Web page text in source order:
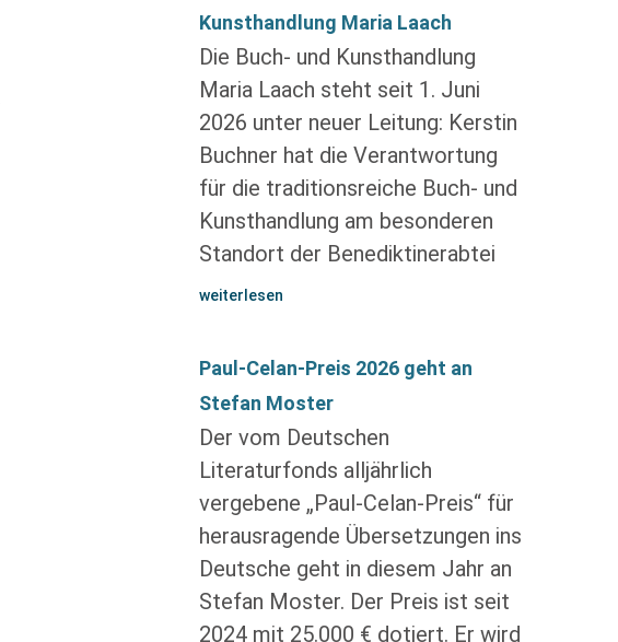
Kunsthandlung Maria Laach
Die Buch- und Kunsthandlung
Maria Laach steht seit 1. Juni
2026 unter neuer Leitung: Kerstin
Buchner hat die Verantwortung
für die traditionsreiche Buch- und
Kunsthandlung am besonderen
Standort der Benediktinerabtei
weiterlesen
Paul-Celan-Preis 2026 geht an
Stefan Moster
Der vom Deutschen
Literaturfonds alljährlich
vergebene „Paul-Celan-Preis“ für
herausragende Übersetzungen ins
Deutsche geht in diesem Jahr an
Stefan Moster. Der Preis ist seit
2024 mit 25.000 € dotiert. Er wird